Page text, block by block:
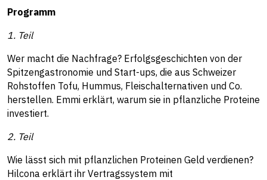
Programm
1. Teil
Wer macht die Nachfrage? Erfolgsgeschichten von der
Spitzengastronomie und Start-ups, die aus Schweizer
Rohstoffen Tofu, Hummus, Fleischalternativen und Co.
herstellen. Emmi erklärt, warum sie in pflanzliche Proteine
investiert.
2. Teil
Wie lässt sich mit pflanzlichen Proteinen Geld verdienen?
Hilcona erklärt ihr Vertragssystem mit